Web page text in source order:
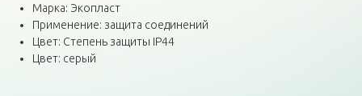
Марка: Экопласт
Применение: защита соединений
Цвет: Степень защиты IP44
Цвет: серый